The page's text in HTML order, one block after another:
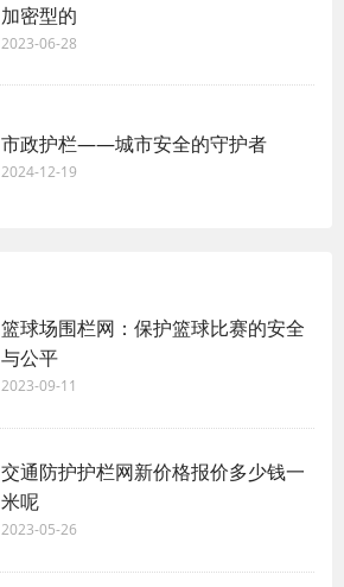
加密型的
2023-06-28
市政护栏——城市安全的守护者
2024-12-19
篮球场围栏网：保护篮球比赛的安全
与公平
2023-09-11
交通防护护栏网新价格报价多少钱一
米呢
2023-05-26